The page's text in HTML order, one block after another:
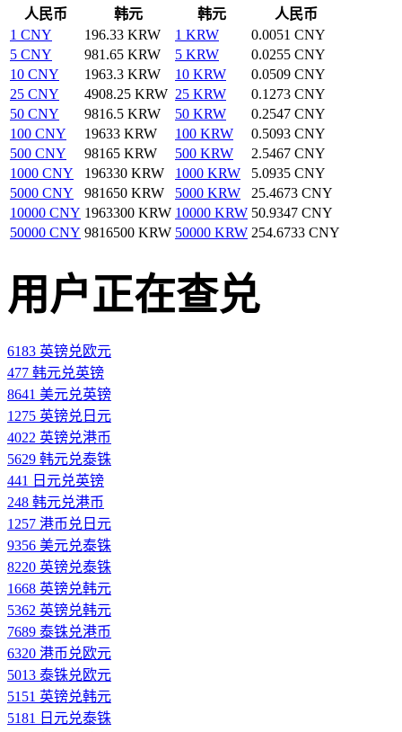
人民币
韩元 韩元
人民币
1 CNY
196.33 KRW 1 KRW
0.0051 CNY
5 CNY
981.65 KRW 5 KRW
0.0255 CNY
10 CNY
1963.3 KRW 10 KRW
0.0509 CNY
25 CNY
4908.25 KRW 25 KRW
0.1273 CNY
50 CNY
9816.5 KRW 50 KRW
0.2547 CNY
100 CNY
19633 KRW 100 KRW
0.5093 CNY
500 CNY
98165 KRW 500 KRW
2.5467 CNY
1000 CNY
196330 KRW 1000 KRW
5.0935 CNY
5000 CNY
981650 KRW 5000 KRW
25.4673 CNY
10000 CNY 1963300 KRW 10000 KRW 50.9347 CNY
50000 CNY 9816500 KRW 50000 KRW 254.6733 CNY
用户正在查兑
6183 英镑兑欧元
477 韩元兑英镑
8641 美元兑英镑
1275 英镑兑日元
4022 英镑兑港币
5629 韩元兑泰铢
441 日元兑英镑
248 韩元兑港币
1257 港币兑日元
9356 美元兑泰铢
8220 英镑兑泰铢
1668 英镑兑韩元
5362 英镑兑韩元
7689 泰铢兑港币
6320 港币兑欧元
5013 泰铢兑欧元
5151 英镑兑韩元
5181 日元兑泰铢